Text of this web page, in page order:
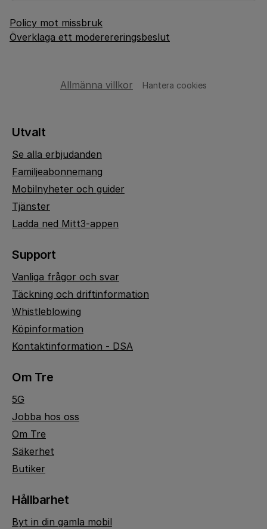
Policy mot missbruk
Överklaga ett moderereringsbeslut
Allmänna villkor Hantera cookies
Utvalt
Se alla erbjudanden
Familjeabonnemang
Mobilnyheter och guider
Tjänster
Ladda ned Mitt3-appen
Support
Vanliga frågor och svar
Täckning och driftinformation
Whistleblowing
Köpinformation
Kontaktinformation - DSA
Om Tre
5G
Jobba hos oss
Om Tre
Säkerhet
Butiker
Hållbarhet
Byt in din gamla mobil